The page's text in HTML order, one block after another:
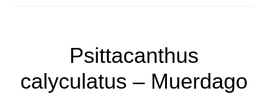
Psittacanthus
calyculatus – Muerdago